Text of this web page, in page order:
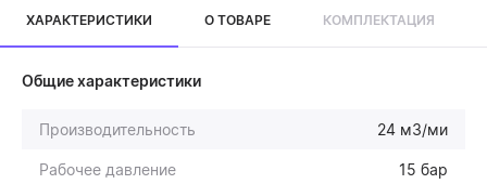
ХАРАКТЕРИСТИКИ О ТОВАРЕ КОМПЛЕКТАЦИЯ
Общие характеристики
Производительность 24 м3/ми
Рабочее давление 15 бар